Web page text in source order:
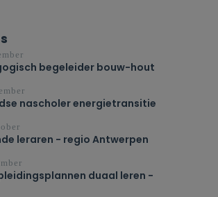
begeleider bouw-hout
nascholer energietransitie
leraren - regio Antwerpen
duaal leren -